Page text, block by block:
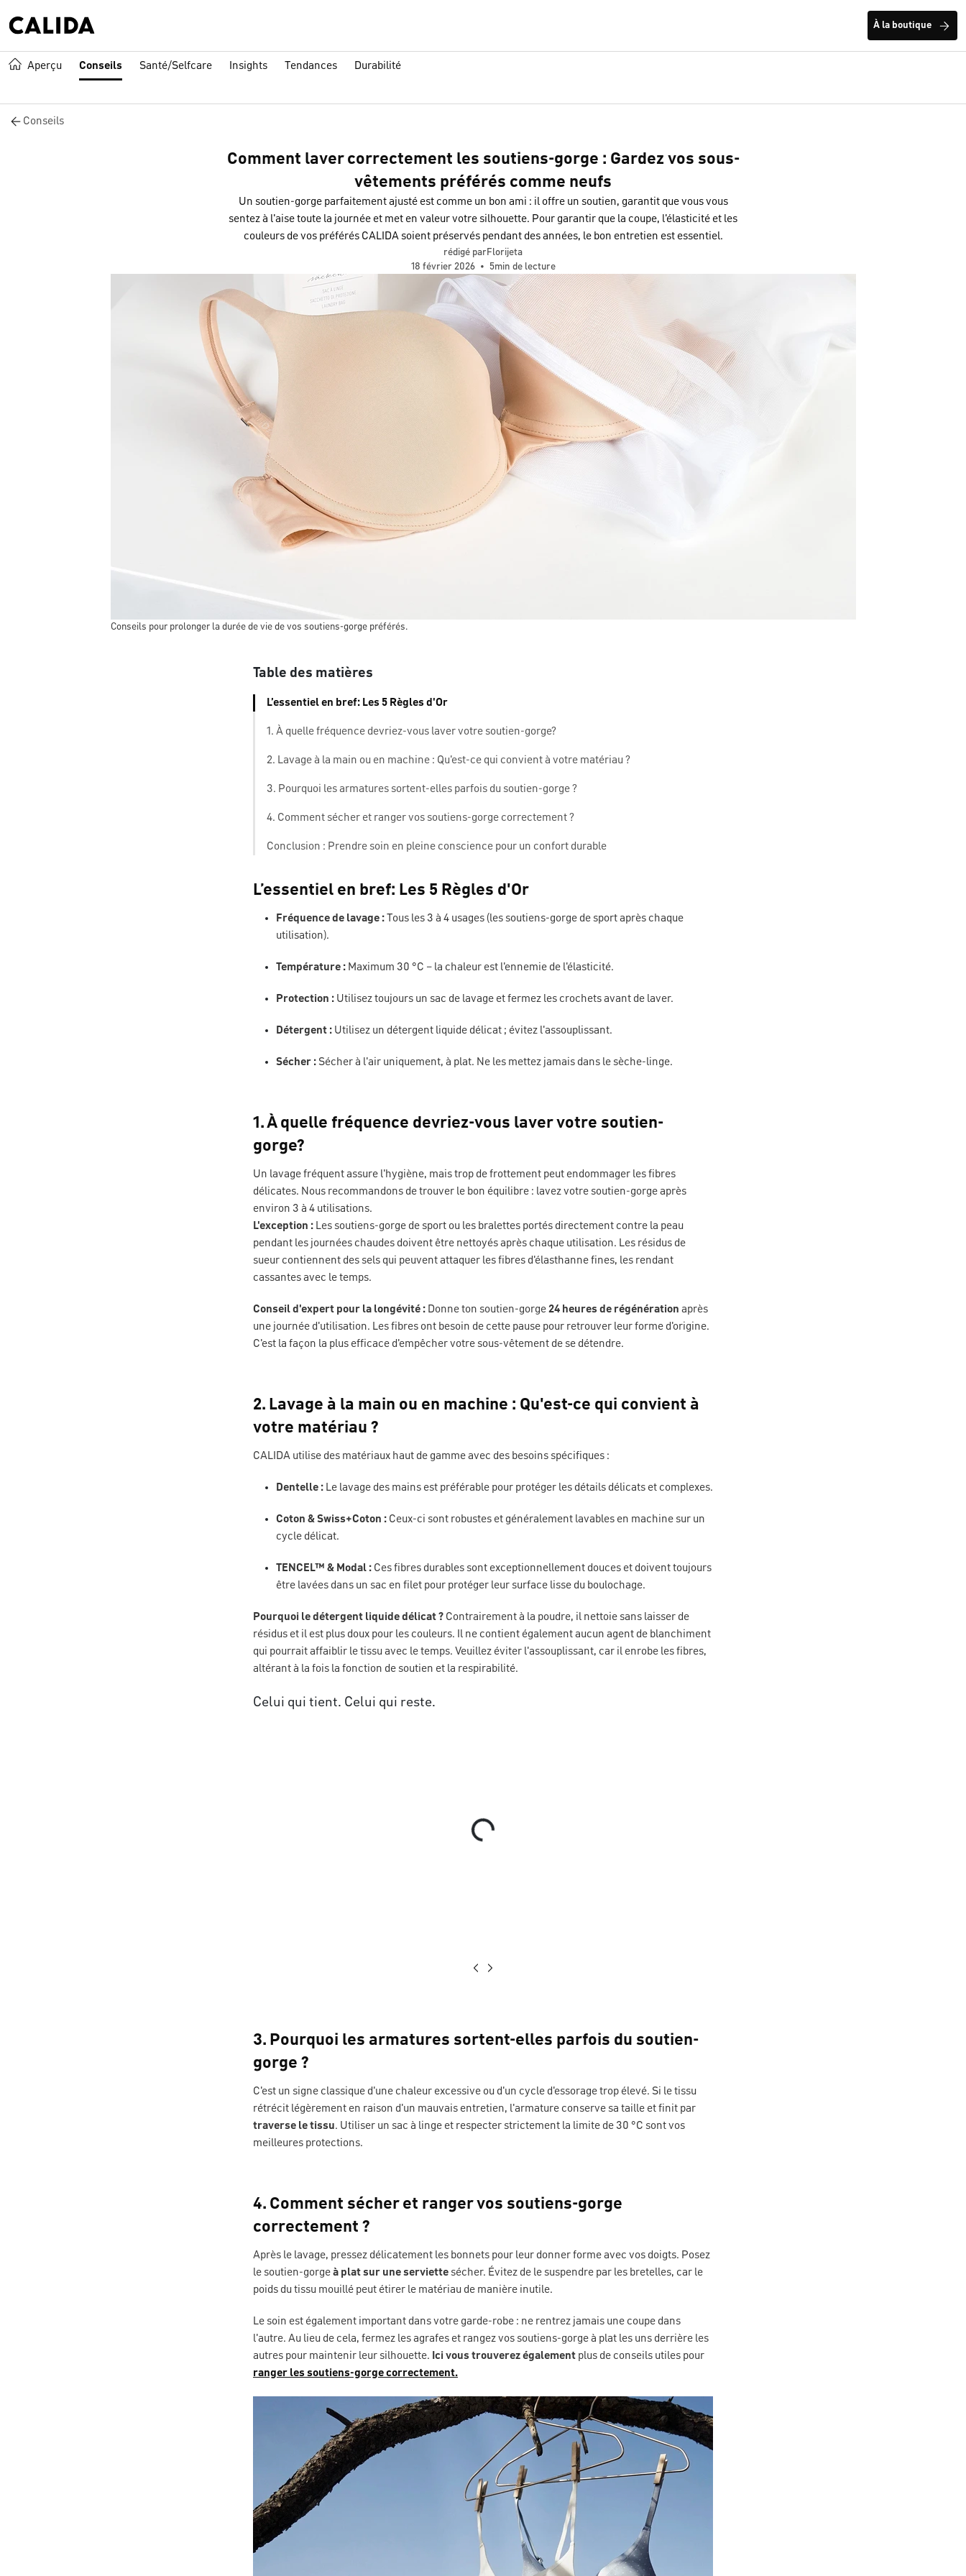
À la boutique
Aperçu Conseils Santé/Selfcare Insights Tendances Durabilité
Conseils
Comment laver correctement les soutiens-gorge : Gardez vos sous-
vêtements préférés comme neufs
Un soutien-gorge parfaitement ajusté est comme un bon ami : il offre un soutien, garantit que vous vous
sentez à l'aise toute la journée et met en valeur votre silhouette. Pour garantir que la coupe, l'élasticité et les
couleurs de vos préférés CALIDA soient préservés pendant des années, le bon entretien est essentiel.
rédigé parFlorijeta
18 février 2026
• 5min de lecture
Conseils pour prolonger la durée de vie de vos soutiens-gorge préférés.
Table des matières
L’essentiel en bref: Les 5 Règles d'Or
1. À quelle fréquence devriez-vous laver votre soutien-gorge?
2. Lavage à la main ou en machine : Qu'est-ce qui convient à votre matériau ?
3. Pourquoi les armatures sortent-elles parfois du soutien-gorge ?
4. Comment sécher et ranger vos soutiens-gorge correctement ?
Conclusion : Prendre soin en pleine conscience pour un confort durable
L’essentiel en bref: Les 5 Règles d'Or
Fréquence de lavage :Tous les 3 à 4 usages (les soutiens-gorge de sport après chaque
utilisation).
Température : Maximum 30 °C – la chaleur est l'ennemie de l'élasticité.
Protection : Utilisez toujours un sac de lavage et fermez les crochets avant de laver.
Détergent : Utilisez un détergent liquide délicat ; évitez l'assouplissant.
Sécher : Sécher à l'air uniquement, à plat. Ne les mettez jamais dans le sèche-linge.
1. À quelle fréquence devriez-vous laver votre soutien-
gorge?
Un lavage fréquent assure l'hygiène, mais trop de frottement peut endommager les fibres
délicates. Nous recommandons de trouver le bon équilibre : lavez votre soutien-gorge après
environ 3 à 4 utilisations.
L'exception : Les soutiens-gorge de sport ou les bralettes portés directement contre la peau
pendant les journées chaudes doivent être nettoyés après chaque utilisation. Les résidus de
sueur contiennent des sels qui peuvent attaquer les fibres d'élasthanne fines, les rendant
cassantes avec le temps.
Conseil d'expert pour la longévité : Donne ton soutien-gorge24 heures de régénération après
une journée d'utilisation. Les fibres ont besoin de cette pause pour retrouver leur forme d'origine.
C'est la façon la plus efficace d'empêcher votre sous-vêtement de se détendre.
2. Lavage à la main ou en machine : Qu'est-ce qui convient à
votre matériau ?
CALIDA utilise des matériaux haut de gamme avec des besoins spécifiques :
Dentelle : Le lavage des mains est préférable pour protéger les détails délicats et complexes.
Coton & Swiss+Coton : Ceux-ci sont robustes et généralement lavables en machine sur un
cycle délicat.
TENCEL™ & Modal : Ces fibres durables sont exceptionnellement douces et doivent toujours
être lavées dans un sac en filet pour protéger leur surface lisse du boulochage.
Pourquoi le détergent liquide délicat ? Contrairement à la poudre, il nettoie sans laisser de
résidus et il est plus doux pour les couleurs. Il ne contient également aucun agent de blanchiment
qui pourrait affaiblir le tissu avec le temps. Veuillez éviter l'assouplissant, car il enrobe les fibres,
altérant à la fois la fonction de soutien et la respirabilité.
Celui qui tient. Celui qui reste.
Loading...
3. Pourquoi les armatures sortent-elles parfois du soutien-
gorge ?
C'est un signe classique d'une chaleur excessive ou d'un cycle d'essorage trop élevé. Si le tissu
rétrécit légèrement en raison d'un mauvais entretien, l'armature conserve sa taille et finit par
traverse le tissu. Utiliser un sac à linge et respecter strictement la limite de 30 °C sont vos
meilleures protections.
4. Comment sécher et ranger vos soutiens-gorge
correctement ?
Après le lavage, pressez délicatement les bonnets pour leur donner forme avec vos doigts. Posez
le soutien-gorgeà plat sur une serviettesécher. Évitez de le suspendre par les bretelles, car le
poids du tissu mouillé peut étirer le matériau de manière inutile.
Le soin est également important dans votre garde-robe : ne rentrez jamais une coupe dans
l'autre. Au lieu de cela, fermez les agrafes et rangez vos soutiens-gorge à plat les uns derrière les
autres pour maintenir leur silhouette. Ici vous trouverez également plus de conseils utiles pour
ranger les soutiens-gorge correctement.